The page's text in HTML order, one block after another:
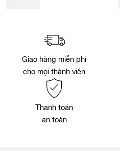
Giao hàng miễn phí
cho mọi thành viên
Thanh toán
an toàn